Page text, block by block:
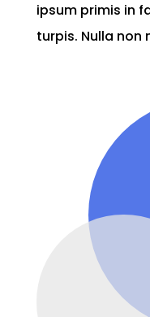
ipsum primis in
turpis. Nulla